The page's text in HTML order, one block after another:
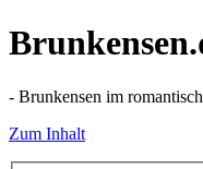
- Brunkensen im
Zum Inhalt